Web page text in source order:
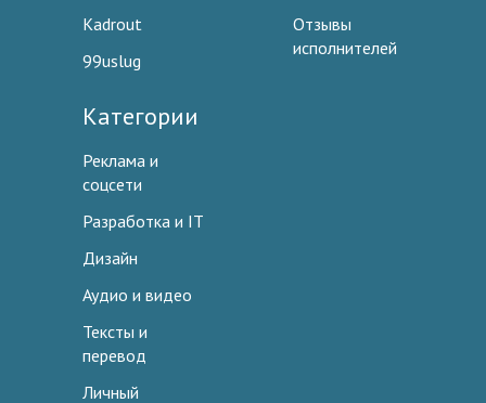
Kadrout
99uslug
Отзывы
исполнителей
Категории
Реклама и
соцсети
Разработка и IT
Дизайн
Аудио и видео
Тексты и
перевод
Личный